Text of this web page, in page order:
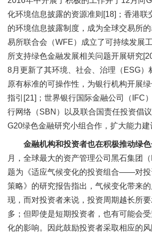
化环境信息披露的资源准则[18]；香港联
的环境信息披露制度，成为全球交易所
易所联合会（WFE）成立了可持续发展
所支持绿色金融发展相关问题开展研究
8月更新了其环境、社会、治理（ESG）
原有标准的可操作性，为银行机构开展
指引[21]；世界银行国际金融公司（IFC
行网络（SBN）以及联合国责任投资倡
G20绿色金融研究小组合作，扩大能力
金融机构和投资者也在积极推动绿色
月，全球最大的资产管理公司黑石集团
题为《适应气候变化的投资组合——对投
策略》的研究报告指出，气候变化带来
现，而对投资者来说，投资周期越长所
多；但即使是短期投资者，也有可能会
化的影响。因此鼓励投资者采取相应的